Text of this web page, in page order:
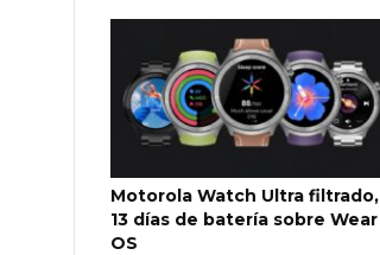
Motorola Watch Ultra filtrado,
13 días de batería sobre Wear
OS